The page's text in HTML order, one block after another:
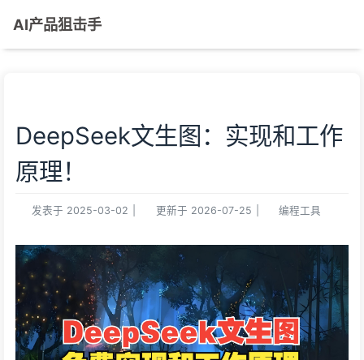
AI产品狙击手
DeepSeek文生图：实现和工作
原理！
发表于 2025-03-02 更新于 2026-07-25 编程工具